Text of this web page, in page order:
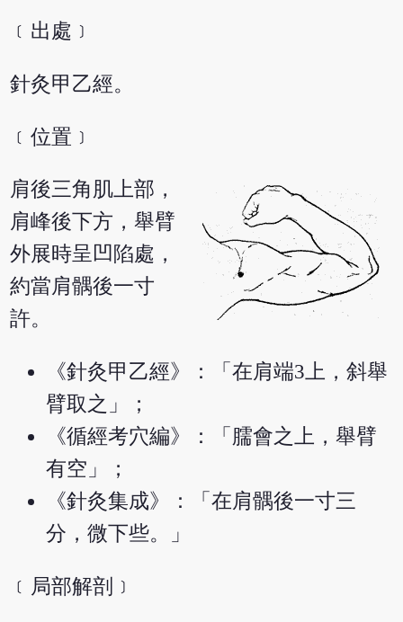
﹝出處﹞
針灸甲乙經。
﹝位置﹞
肩後三角肌上部，
肩峰後下方，舉臂
外展時呈凹陷處，
約當肩髃後一寸
許。
《針灸甲乙經》：「在肩端3上，斜舉
臂取之」；
《循經考穴編》：「臑會之上，舉臂
有空」；
《針灸集成》：「在肩髃後一寸三
分，微下些。」
﹝局部解剖﹞